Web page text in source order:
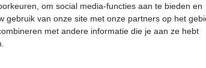
om social media-functies aan te bieden en
gebruik van onze site met onze partners op het
met andere informatie die je aan ze hebt